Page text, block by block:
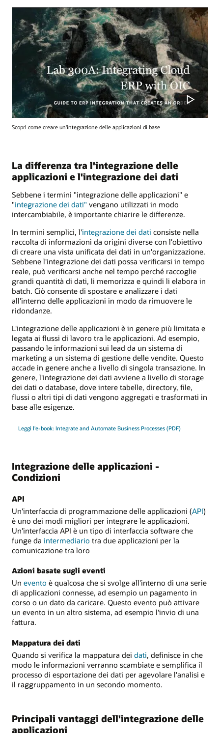
Scopri come creare un'integrazione delle applicazioni di base
La differenza tra l'integrazione delle
applicazioni e l'integrazione dei dati
Sebbene i termini "integrazione delle applicazioni" e
"integrazione dei dati" vengano utilizzati in modo
intercambiabile, è importante chiarire le differenze.
In termini semplici, l'integrazione dei dati consiste nella
raccolta di informazioni da origini diverse con l'obiettivo
di creare una vista unificata dei dati in un'organizzazione.
Sebbene l'integrazione dei dati possa verificarsi in tempo
reale, può verificarsi anche nel tempo perché raccoglie
grandi quantità di dati, li memorizza e quindi li elabora in
batch. Ciò consente di spostare e analizzare i dati
all'interno delle applicazioni in modo da rimuovere le
ridondanze.
L'integrazione delle applicazioni è in genere più limitata e
legata ai flussi di lavoro tra le applicazioni. Ad esempio,
passando le informazioni sui lead da un sistema di
marketing a un sistema di gestione delle vendite. Questo
accade in genere anche a livello di singola transazione. In
genere, l'integrazione dei dati avviene a livello di storage
dei dati o database, dove intere tabelle, directory, file,
flussi o altri tipi di dati vengono aggregati e trasformati in
base alle esigenze.
Leggi l'e-book: Integrate and Automate Business Processes (PDF)
Integrazione delle applicazioni -
Condizioni
API
Un'interfaccia di programmazione delle applicazioni (API)
è uno dei modi migliori per integrare le applicazioni.
Un'interfaccia API è un tipo di interfaccia software che
funge da intermediario tra due applicazioni per la
comunicazione tra loro
Azioni basate sugli eventi
Un evento è qualcosa che si svolge all'interno di una serie
di applicazioni connesse, ad esempio un pagamento in
corso o un dato da caricare. Questo evento può attivare
un evento in un altro sistema, ad esempio l'invio di una
fattura.
Mappatura dei dati
Quando si verifica la mappatura dei dati, definisce in che
modo le informazioni verranno scambiate e semplifica il
processo di esportazione dei dati per agevolare l'analisi e
il raggruppamento in un secondo momento.
Principali vantaggi dell'integrazione delle
applicazioni